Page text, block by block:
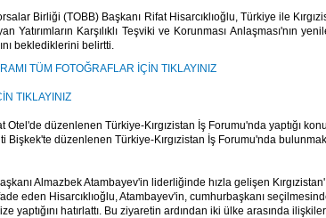
Birliği (TOBB) Başkanı Rifat Hisarcıklıoğlu, Türkiye ile
Yatırımların Karşılıklı Teşviki ve Korunması Anlaşması'nın
beklediklerini belirtti.​
TÜM FOTOĞRAFLAR İÇİN TIKLAYINIZ
TIKLAYINIZ
Otel'de düzenlenen Türkiye-Kırgızistan İş Forumu'nda yaptığı
Bişkek'te düzenlenen Türkiye-Kırgızistan İş Forumu'nda
Almazbek Atambayev'in liderliğinde hızla gelişen
eden Hisarcıklıoğlu, Atambayev'in, cumhurbaşkanı
yaptığını hatırlattı. Bu ziyaretin ardından iki ülke arasında